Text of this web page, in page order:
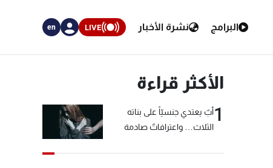
البرامج نشرة الأخبار LIVE
en
الأكثر قراءة
1أبٌ يعتدي جنسيّاً على بناته
الثلاث… واعترافاتٌ صادمة